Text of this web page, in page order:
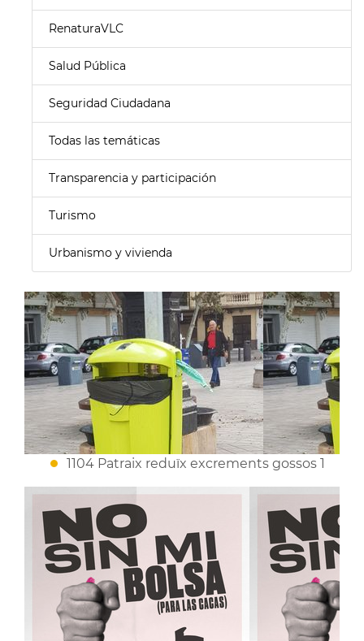
RenaturaVLC
Salud Pública
Seguridad Ciudadana
Todas las temáticas
Transparencia y participación
Turismo
Urbanismo y vivienda
1104 Patraix reduïx excrements gossos 1